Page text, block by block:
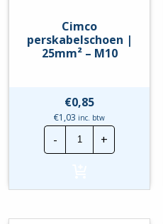
Cimco
perskabelschoen |
25mm² – M10
€0,85
€1,03 inc. btw
-
Cimco
perskabelschoen
|
M10
+